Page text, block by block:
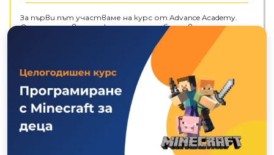
За първи път участваме на курс от Advance Academy.
Още от първата лекция детето беше впечатлено и
изпълнено с мотивация за развиване в ИТ.
Петя Вутова
google
Искам да изкажа благодарността си към екипа на
AdvanceAcademy. Дъщеря ми изкара летен курс по
програмиране - Скрач. Винаги ходеше с желание и
нетърпение. Гордее се със знанията, които получи.